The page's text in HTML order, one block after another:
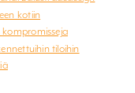
kotiin
kompromisseja
tiloihin